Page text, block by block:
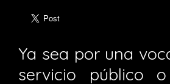
Ya sea por una
servicio público